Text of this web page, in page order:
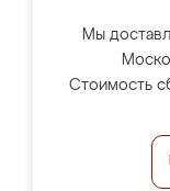
Мы
Стоимость